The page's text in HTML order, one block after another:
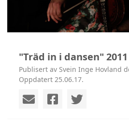
"Träd in i dansen" 2011
Publisert av Svein Inge Hovland
Oppdatert 25.06.17.